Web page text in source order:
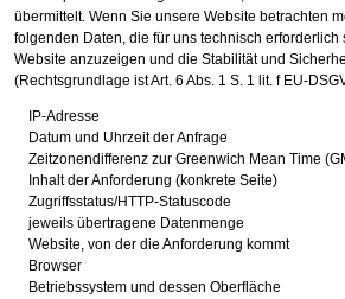
übermittelt. Wenn Sie unsere Website betrachten
folgenden Daten, die für uns technisch erforderlich
Website anzuzeigen und die Stabilität und
(Rechtsgrundlage ist Art. 6 Abs. 1 S. 1 lit. f EU-
IP-Adresse
Datum und Uhrzeit der Anfrage
Zeitzonendifferenz zur Greenwich Mean Time
Inhalt der Anforderung (konkrete Seite)
Zugriffsstatus/HTTP-Statuscode
jeweils übertragene Datenmenge
Website, von der die Anforderung kommt
Browser
Betriebssystem und dessen Oberfläche